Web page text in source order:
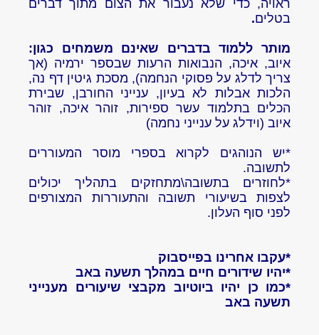
ראויה, כדי שלא נעבור את הצום מתוך דברים
בטלים.
מותר ללמוד בדברים שאינם משמחים כגון:
איוב, איכה, הנבואות הרעות שבספר ירמיה (אך
צריך לדלג על פסוקי הנחמה), מסכת גיטין דף נה,
הלכות אבלות לא בעיון, ענייני החורבן, שבירת
הכלים בתלמוד עשר ספירות, זוהר איכה, זוהר
איוב (וידלג על ענייני נחמה)
*יש הנוהגים לקרוא בספרי מוסר המעוררים
לתשובה.
*לחוזרים בתשובה\מתחזקים בתהליך יכולים
לצפות בשיעורי תשובה והתעוררות המצורפים
לפני סוף העלון.
*עקבו אחרינו בפייסבוק
*יהיו שידורים חיים במהלך תשעה באב
*כמו כן יהיו ביוטיוב מקבצי שיעורים מענייני
תשעה באב